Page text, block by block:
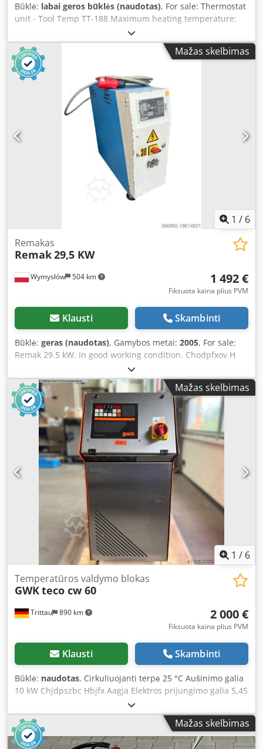
Būklė: labai geros būklės (naudotas), For sale: Thermostat
unit - Tool Temp TT-188 Maximum heating temperature:
90°C Medium: Water Power: 9,850 Watts The device
features: - Vacuum pump Cjdovzb Nqepfx Aagsha -
Vacuum reservoir - Medium extraction function from the
mould - The unit can be integrated with a machine for fully
automatic, maintenance-free operation
Mažas skelbimas
1 / 6
Wymysłów 504 km
Remakas
Remak29,5 KW
1 492 €
Fiksuota kaina plius PVM
Klausti Skambinti
Būklė: geras (naudotas), Gamybos metai: 2005, For sale:
Remak 29.5 kW. In good working condition. Chodpfxov H
Mažas skelbimas
1 / 6
Trittau 890 km
Temperatūros valdymo blokas
GWKteco cw 60
2 000 €
Fiksuota kaina plius PVM
Klausti Skambinti
Būklė: naudotas, Cirkuliuojanti terpė 25 °C Aušinimo galia
10 kW Chjdpszbc Hbjfx Aagja Elektros prijungimo galia 5,45
kW Darbo / valdymo įtampa 400-415/24 V / 50 Hz Nominali
srovė / maks. saugiklis 15,2 / 25 A Mūsų vertinimu,
temperatūros reguliavimo įrenginiai yra geros naudotos
būklės. Pasiūlyme yra 2 vnt. Priedai, nuotraukose matomi
Mažas skelbimas